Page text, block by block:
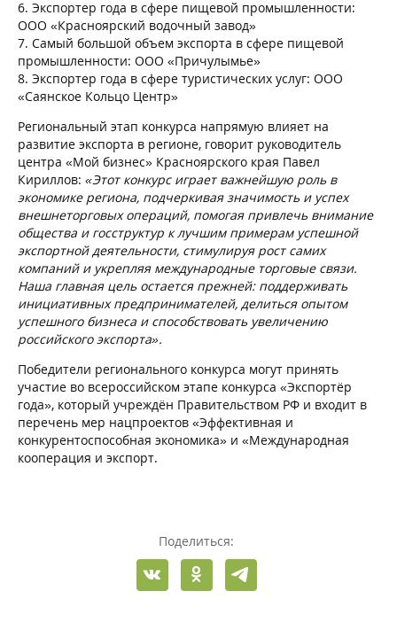
6. Экспортер года в сфере пищевой промышленности:
ООО «Красноярский водочный завод»
7. Самый большой объем экспорта в сфере пищевой
промышленности: ООО «Причулымье»
8. Экспортер года в сфере туристических услуг: ООО
«Саянское Кольцо Центр»
Региональный этап конкурса напрямую влияет на
развитие экспорта в регионе, говорит руководитель
центра «Мой бизнес» Красноярского края Павел
Кириллов: «Этот конкурс играет важнейшую роль в
экономике региона, подчеркивая значимость и успех
внешнеторговых операций, помогая привлечь внимание
общества и госструктур к лучшим примерам успешной
экспортной деятельности, стимулируя рост самих
компаний и укрепляя международные торговые связи.
Наша главная цель остается прежней: поддерживать
инициативных предпринимателей, делиться опытом
успешного бизнеса и способствовать увеличению
российского экспорта».
Победители регионального конкурса могут принять
участие во всероссийском этапе конкурса «Экспортёр
года», который учреждён Правительством РФ и входит в
перечень мер нацпроектов «Эффективная и
конкурентоспособная экономика» и «Международная
кооперация и экспорт.
Поделиться: